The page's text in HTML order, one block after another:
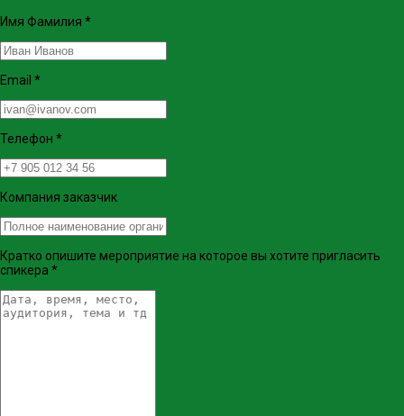
Имя Фамилия *
Email *
Телефон *
Компания заказчик
Кратко опишите мероприятие на которое вы хотите пригласить
спикера *